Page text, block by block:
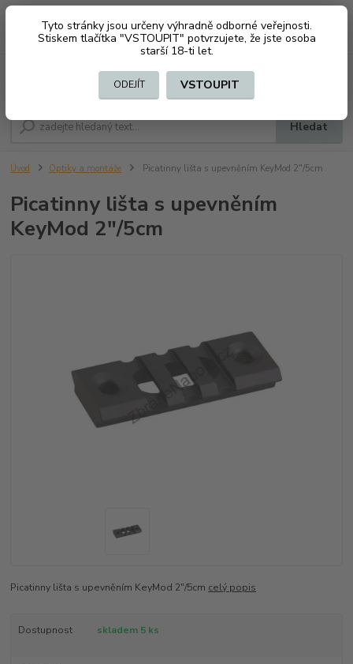
Tyto stránky jsou určeny výhradně odborné veřejnosti.
Stiskem tlačítka "VSTOUPIT" potvrzujete, že jste osoba
starší 18-ti let.
ODEJÍT VSTOUPIT
CZK
Hledat
+420 603794370 za0 Kč
Úvod Optiky a montáže Picatinny lišta s upevněním KeyMod 2"/5cm
Picatinny lišta s upevněním
KeyMod 2"/5cm
Picatinny lišta s upevněním KeyMod 2"/5cm celý popis
Dostupnost skladem 5 ks